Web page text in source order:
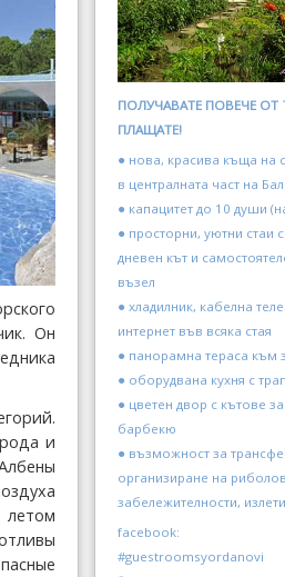
Он
и
ПОЛУЧАВАТЕ ПОВЕЧЕ ОТ
ПЛАЩАТЕ!
● нова, красива къща на
в централната част на
● капацитет до 10 души
● просторни, уютни стаи
дневен кът и
възел
● хладилник, кабелна
интернет във всяка стая
● панорамна тераса към
● оборудвана кухня с
● цветен двор с кътове
барбекю
● възможност за
организиране на
забележителности,
facebook:
#guestroomsyordanovi